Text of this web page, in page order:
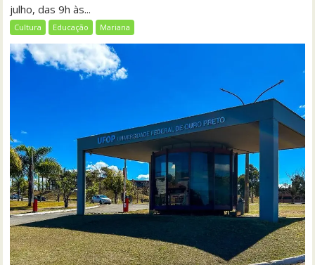
julho, das 9h às...
Cultura Educação Mariana